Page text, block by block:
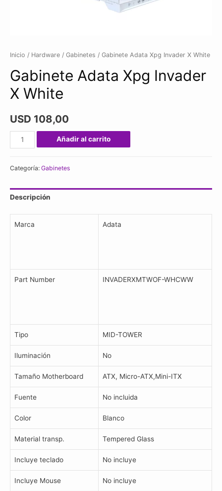
Inicio / Hardware / Gabinetes / Gabinete Adata Xpg Invader X White
Gabinete Adata Xpg Invader
X White
USD 108,00
Gabinete
Adata
Invader
White
Añadir al carrito
Categoría: Gabinetes
Descripción
Marca Adata
Part Number INVADERXMTWOF-WHCWW
Tipo MID-TOWER
Iluminación No
Tamaño Motherboard ATX, Micro-ATX,Mini-ITX
Fuente No incluida
Color Blanco
Material transp. Tempered Glass
Incluye teclado No incluye
Incluye Mouse No incluye